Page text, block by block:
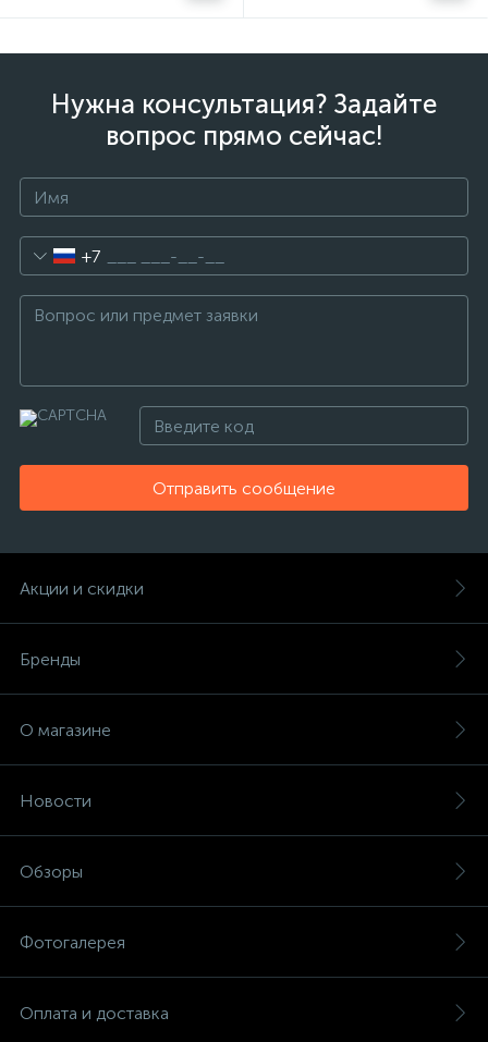
Нужна консультация? Задайте
вопрос прямо сейчас!
+7
Отправить сообщение
Акции и скидки
Бренды
О магазине
Новости
Обзоры
Фотогалерея
Оплата и доставка